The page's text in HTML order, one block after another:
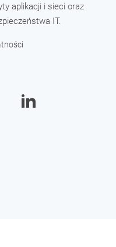
aplikacji i sieci oraz
IT.